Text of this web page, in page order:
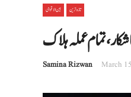
بین الا قوامی تازہ ترین
تمام عملہ ہلاک
Samina Rizwan March